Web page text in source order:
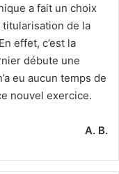
a fait un choix
de la
effet, c’est la
débute une
eu aucun temps de
nouvel exercice.
A. B.